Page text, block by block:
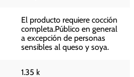
El producto requiere cocción
completa.Público en general
a excepción de personas
sensibles al queso y soya.
1.35 k